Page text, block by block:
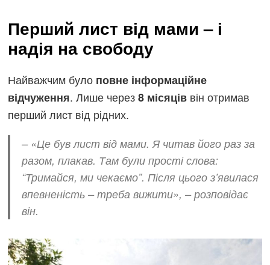
Перший лист від мами – і
надія на свободу
Найважчим було повне інформаційне
відчуження. Лише через8 місяців він отримав
перший лист від рідних.
– «Це був лист від мами. Я читав його раз за
разом, плакав. Там були прості слова:
“Тримайся, ми чекаємо”. Після цього з’явилася
впевненість – треба вижити», – розповідає
він.